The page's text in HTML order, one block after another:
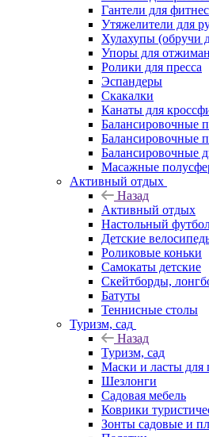
Гантели для
Утяжелители для
Хулахупы (обручи
Упоры для
Ролики для пресса
Эспандеры
Скакалки
Канаты для
Балансировочные
Балансировочные
Балансировочные
Масажные
Активный отдых
Назад
Активный отдых
Настольный
Детские
Роликовые коньки
Самокаты детские
Скейтборды,
Батуты
Теннисные столы
Туризм, сад
Назад
Туризм, сад
Маски и ласты для
Шезлонги
Садовая мебель
Коврики
Зонты садовые и